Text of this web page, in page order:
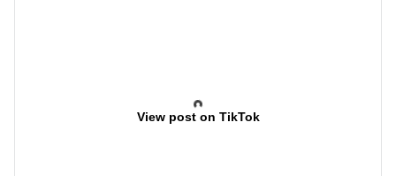
View post on TikTok